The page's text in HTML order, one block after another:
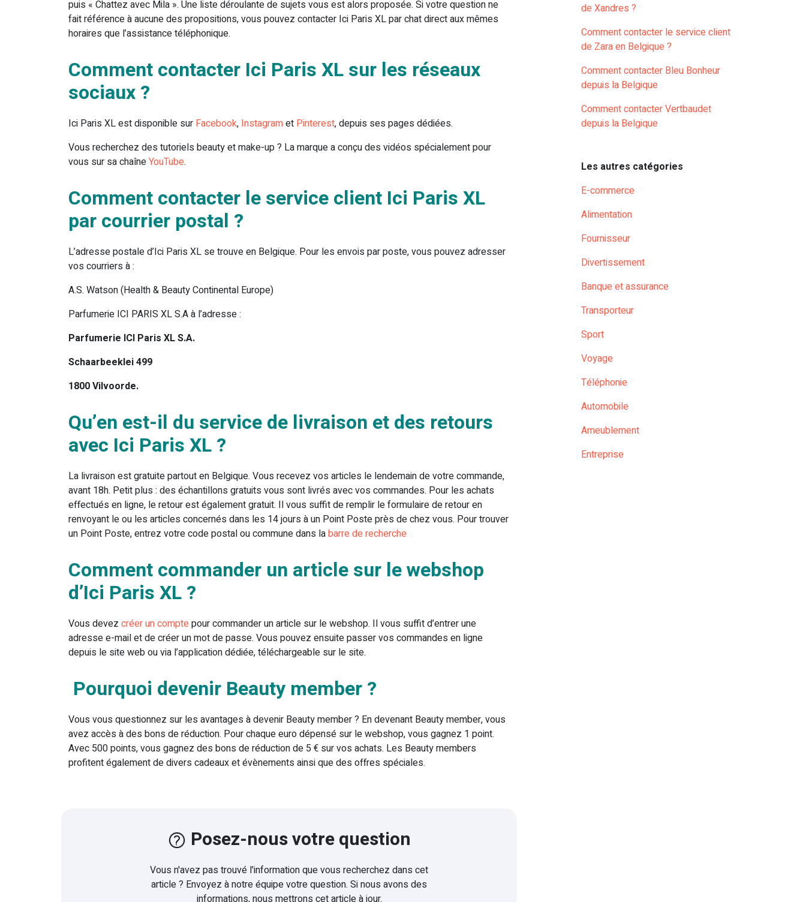
puis « Chattez avec Mila ». Une liste déroulante de sujets vous est alors proposée. Si votre question ne
fait référence à aucune des propositions, vous pouvez contacter Ici Paris XL par chat direct aux mêmes
horaires que l’assistance téléphonique.
Comment contacter Ici Paris XL sur les réseaux
sociaux ?
Ici Paris XL est disponible sur Facebook, Instagramet Pinterest, depuis ses pages dédiées.
Vous recherchez des tutoriels beauty et make-up ? La marque a conçu des vidéos spécialement pour
vous sur sa chaîneYouTube.
Comment contacter le service client Ici Paris XL
par courrier postal ?
L’adresse postale d’Ici Paris XL se trouve en Belgique. Pour les envois par poste, vous pouvez adresser
vos courriers à :
A.S. Watson (Health & Beauty Continental Europe)
Parfumerie ICI PARIS XL S.A à l’adresse :
Parfumerie ICI Paris XL S.A.
Schaarbeeklei 499
1800 Vilvoorde.
Qu’en est-il du service de livraison et des retours
avec Ici Paris XL ?
La livraison est gratuite partout en Belgique. Vous recevez vos articles le lendemain de votre commande,
avant 18h. Petit plus : des échantillons gratuits vous sont livrés avec vos commandes. Pour les achats
effectués en ligne, le retour est également gratuit. Il vous suffit de remplir le formulaire de retour en
renvoyant le ou les articles concernés dans les 14 jours à un Point Poste près de chez vous. Pour trouver
un Point Poste, entrez votre code postal ou commune dans labarre de recherche
Comment commander un article sur le webshop
d’Ici Paris XL ?
Vous devez créer un comptepour commander un article sur le webshop. Il vous suffit d’entrer une
adresse e-mail et de créer un mot de passe. Vous pouvez ensuite passer vos commandes en ligne
depuis le site web ou via l’application dédiée, téléchargeable sur le site.
Pourquoi devenir Beauty member ?
Vous vous questionnez sur les avantages à devenir Beauty member ? En devenant Beauty member, vous
avez accès à des bons de réduction. Pour chaque euro dépensé sur le webshop, vous gagnez 1 point.
Avec 500 points, vous gagnez des bons de réduction de 5 € sur vos achats. Les Beauty members
profitent également de divers cadeaux et évènements ainsi que des offres spéciales.
de Xandres ?
Comment contacter le service client
de Zara en Belgique ?
Comment contacter Bleu Bonheur
depuis la Belgique
Comment contacter Vertbaudet
depuis la Belgique
Les autres catégories
E-commerce
Alimentation
Fournisseur
Divertissement
Banque et assurance
Transporteur
Sport
Voyage
Téléphonie
Automobile
Ameublement
Entreprise
Posez-nous votre question
Vous n'avez pas trouvé l'information que vous recherchez dans cet
article ? Envoyez à notre équipe votre question. Si nous avons des